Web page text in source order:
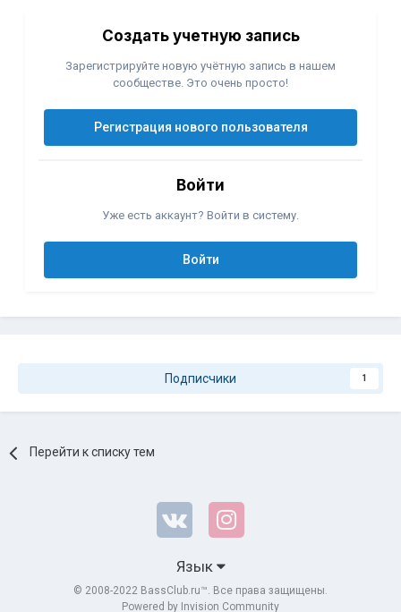
Создать учетную запись
Зарегистрируйте новую учётную запись в нашем
сообществе. Это очень просто!
Регистрация нового пользователя
Войти
Уже есть аккаунт? Войти в систему.
Войти
Подписчики 1
Перейти к списку тем
Язык
© 2008-2022 BassClub.ru™. Все права защищены.
Powered by Invision Community